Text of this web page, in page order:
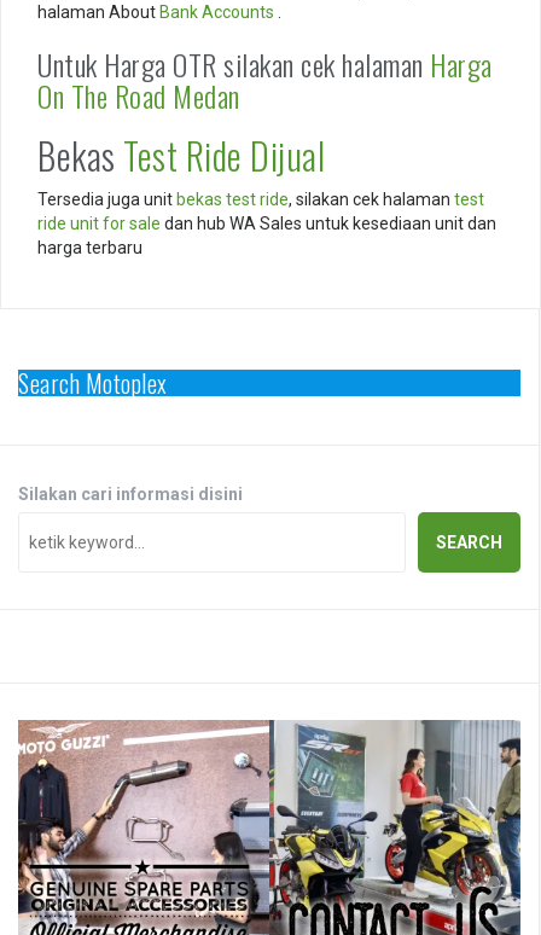
halaman About BankAccounts
Untuk Harga OTR silakan cek halaman Harga
On The Road Medan
Bekas Test Ride Dijual
Tersedia juga unit bekas test ride, silakan cek halaman test
ride unit for sale dan hub WA Sales untuk kesediaan unit dan
harga terbaru
Search Motoplex
Silakan cari informasi disini
SEARCH